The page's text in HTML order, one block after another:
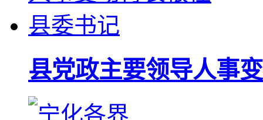
县党政主要领导人事